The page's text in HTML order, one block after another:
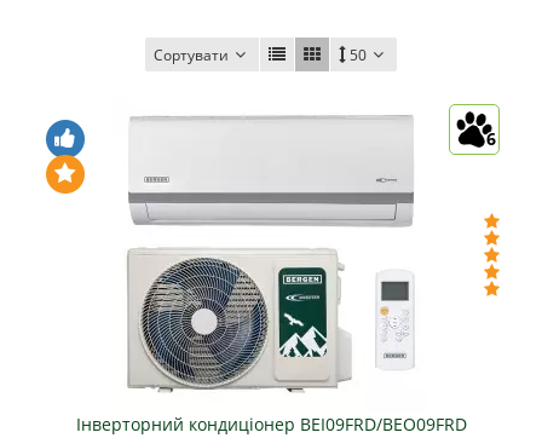
Сортувати 50
6
Інверторний кондиціонер BEI09FRD/BEO09FRD